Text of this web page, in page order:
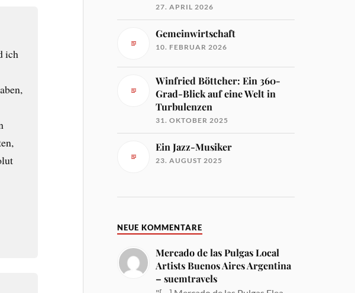
ich
27. APRIL 2026
Gemeinwirtschaft
10. FEBRUAR 2026
Winfried Böttcher: Ein 360-
Grad-Blick auf eine Welt in
Turbulenzen
31. OKTOBER 2025
Ein Jazz-Musiker
23. AUGUST 2025
NEUE KOMMENTARE
Mercado de las Pulgas Local
Artists Buenos Aires Argentina
– suemtravels